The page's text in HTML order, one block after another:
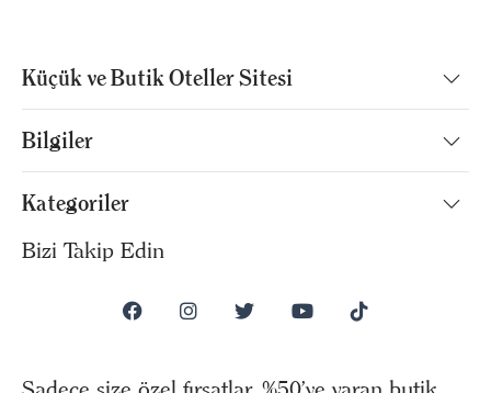
Küçük ve Butik Oteller Sitesi
Bilgiler
Kategoriler
Bizi Takip Edin